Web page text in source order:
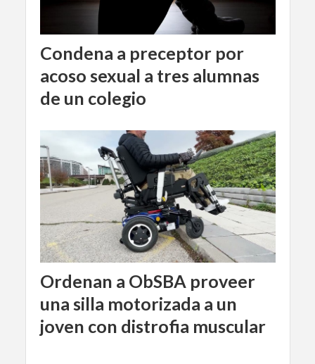
Condena a preceptor por
acoso sexual a tres alumnas
de un colegio
Ordenan a ObSBA proveer
una silla motorizada a un
joven con distrofia muscular